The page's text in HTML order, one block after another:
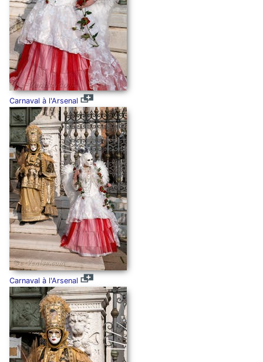
Carnaval à l'Arsenal
Carnaval à l'Arsenal